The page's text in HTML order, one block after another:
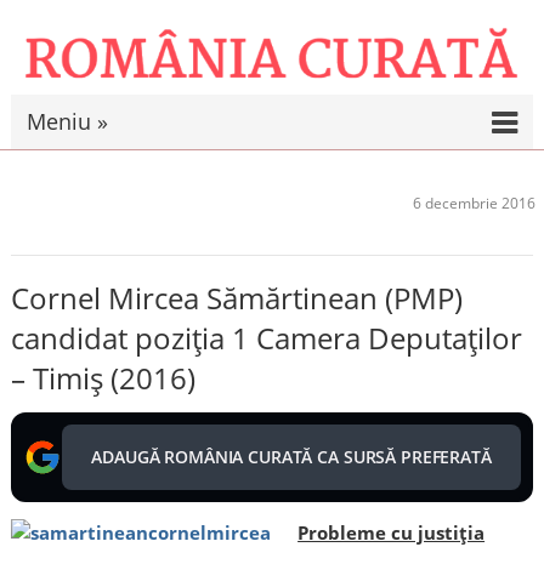
Meniu »
6 decembrie 2016
Cornel Mircea Sămărtinean (PMP)
candidat poziția 1 Camera Deputaților
– Timiș (2016)
ADAUGĂ ROMÂNIA CURATĂ CA SURSĂ PREFERATĂ
Probleme cu justiția